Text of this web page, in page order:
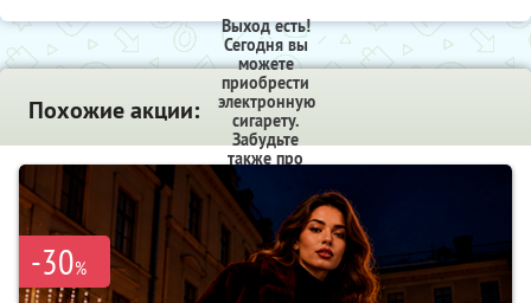
Выход есть!
Сегодня вы
можете
приобрести
электронную
сигарету.
Забудьте
также про
жуткий
кашель и
желтые
разводы на
пальцах,
которые
присутствуют
Похожие акции:
-30%